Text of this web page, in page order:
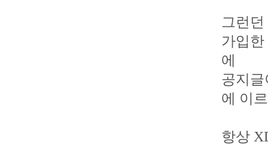
그런
가입한
에
공지
에 이
항상